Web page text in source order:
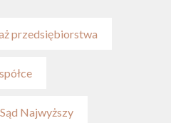
przedsiębiorstwa
Sąd Najwyższy